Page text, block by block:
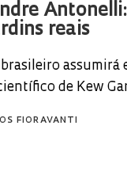
reais
assumirá
de Kew
FIORAVANTI